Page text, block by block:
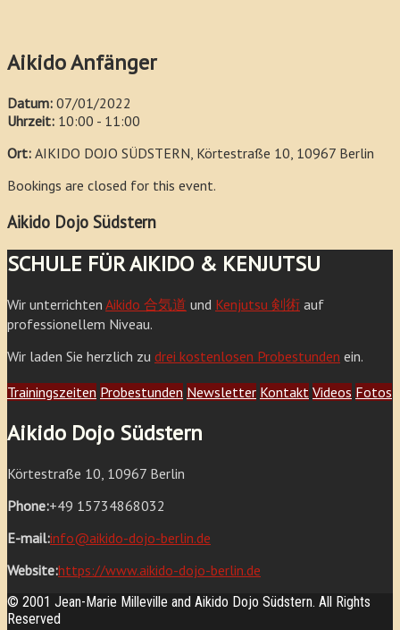
Aikido Anfänger
Datum: 07/01/2022
Uhrzeit: 10:00 - 11:00
Ort: AIKIDO DOJO SÜDSTERN, Körtestraße 10, 10967 Berlin
Bookings are closed for this event.
Aikido Dojo Südstern
SCHULE FÜR AIKIDO & KENJUTSU
Wir unterrichten Aikido 合気道 und Kenjutsu 剣術 auf
professionellem Niveau.
Wir laden Sie herzlich zu drei kostenlosen Probestunden ein.
Trainingszeiten Probestunden Newsletter Kontakt Videos Fotos
Aikido Dojo Südstern
Körtestraße 10, 10967 Berlin
Phone:+49 15734868032
E-mail:info@aikido-dojo-berlin.de
Website:https://www.aikido-dojo-berlin.de
© 2001 Jean-Marie Milleville and Aikido Dojo Südstern. All Rights
Reserved